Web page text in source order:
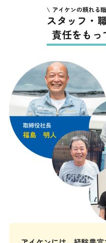
アイケンの頼れる
スタッフ・
責任をもっ